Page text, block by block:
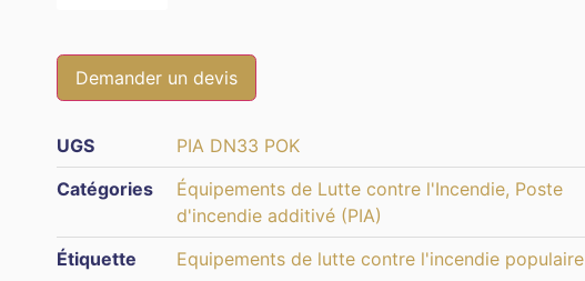
Demander un devis
UGS
PIA DN33 POK
Catégories
Équipements de Lutte contre l'Incendie, Poste
d'incendie additivé (PIA)
Étiquette
Equipements de lutte contre l'incendie populaire